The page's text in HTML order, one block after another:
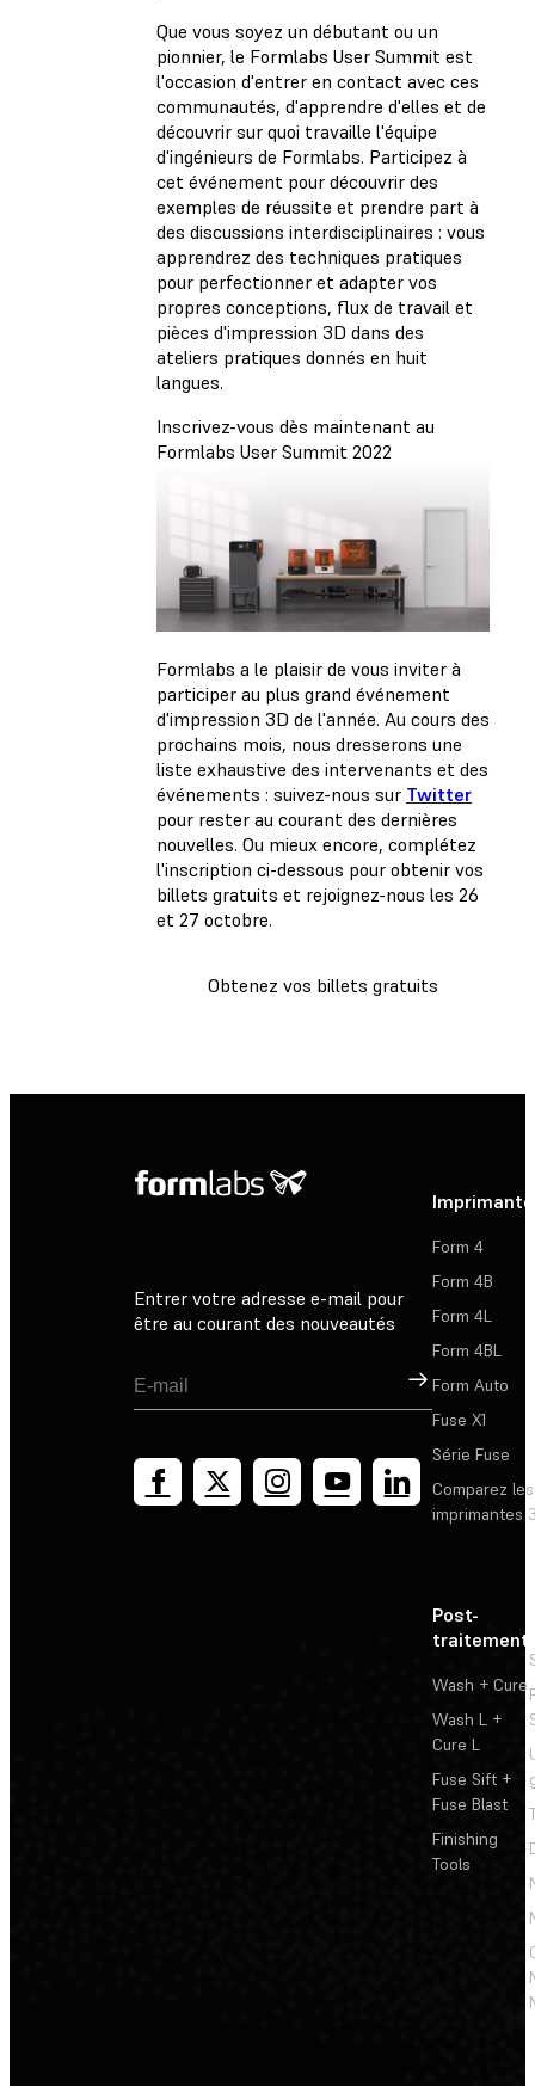
Que vous soyez un débutant ou un
pionnier, le Formlabs User Summit est
l'occasion d'entrer en contact avec ces
communautés, d'apprendre d'elles et de
découvrir sur quoi travaille l'équipe
d'ingénieurs de Formlabs. Participez à
cet événement pour découvrir des
exemples de réussite et prendre part à
des discussions interdisciplinaires : vous
apprendrez des techniques pratiques
pour perfectionner et adapter vos
propres conceptions, flux de travail et
pièces d'impression 3D dans des
ateliers pratiques donnés en huit
langues.
Inscrivez-vous dès maintenant au
Formlabs User Summit 2022
Formlabs a le plaisir de vous inviter à
participer au plus grand événement
d'impression 3D de l'année. Au cours des
prochains mois, nous dresserons une
liste exhaustive des intervenants et des
événements : suivez-nous sur Twitter
pour rester au courant des dernières
nouvelles. Ou mieux encore, complétez
l'inscription ci-dessous pour obtenir vos
billets gratuits et rejoignez-nous les 26
et 27 octobre.
Obtenez vos billets gratuits
Entrer votre adresse e-mail pour
être au courant des nouveautés
Inscription
Form 4
Form 4B
Form 4L
Form 4BL
Form Auto
Fuse X1
Série Fuse
Comparez les
imprimantes
Post-
traitement
Wash + Cure
Wash L +
Cure L
Fuse Sift +
Fuse Blast
Finishing
Tools